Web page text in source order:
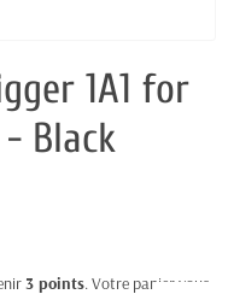
1A1 for
Black
3 points. Votre panier vous